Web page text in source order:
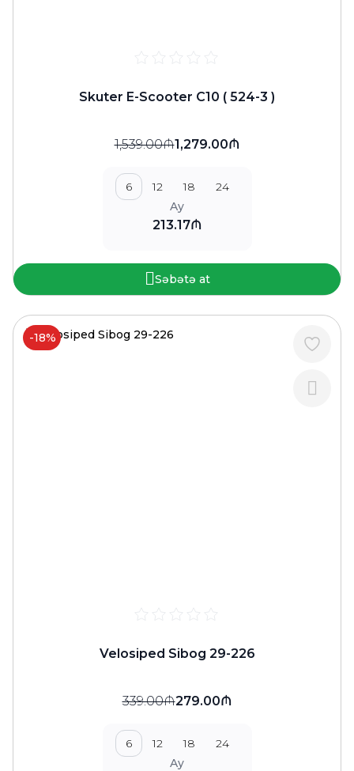
Skuter E-Scooter C10 ( 524-3 )
1,539.00₼1,279.00₼
6 12 18
24
Ay
213.17₼
Səbətə at
-18%
Velosiped Sibog 29-226
339.00₼279.00₼
6 12 18
24
Ay